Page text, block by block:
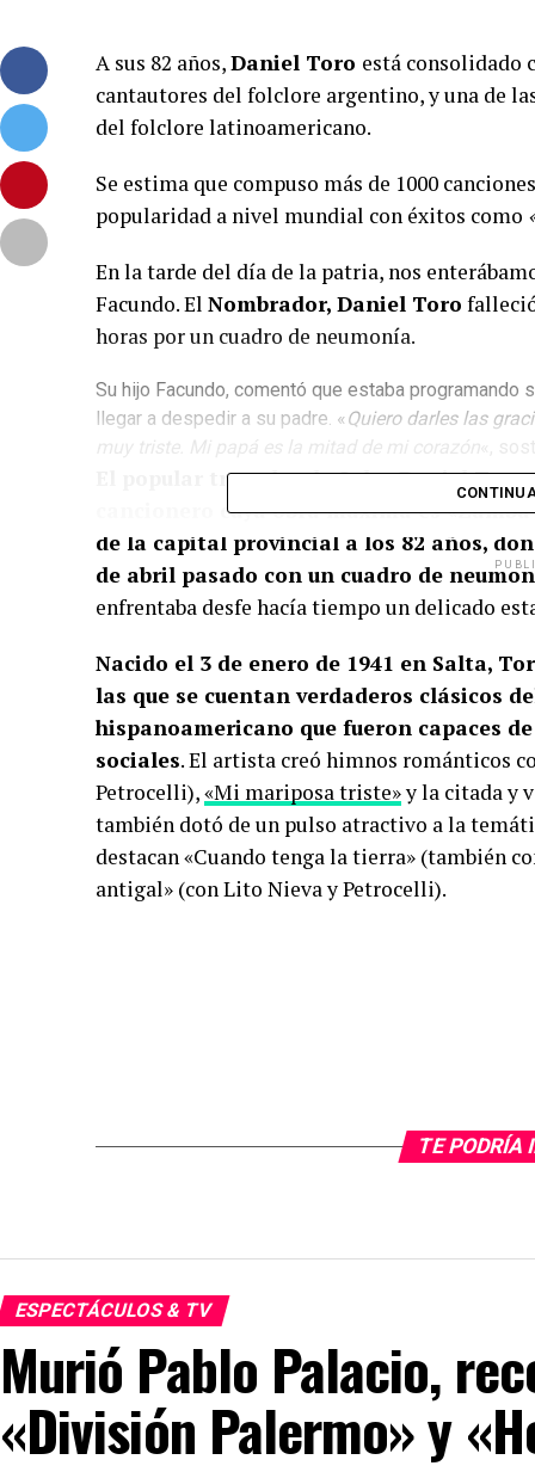
A sus 82 años,Daniel Toro está consolidado
cantautores del folclore argentino, y una de
del folclore latinoamericano.
Se estima que compuso más de 1000
popularidad a nivel mundial con éxitos como
En la tarde del día de la patria, nos
Facundo. El Nombrador, Daniel Toro
horas por un cuadro de neumonía.
Su hijo Facundo, comentó que estaba programando
llegar a despedir a su padre. «Quiero darles las
muy triste. Mi papá es la mitad de mi corazón
«,
El popular trovador de Salta Daniel
cancionero cuya obra máxima es
de la capital provincial a los 82 años,
de abril pasado con un cuadro de
enfrentaba desfe hacía tiempo un delicado
Nacido el 3 de enero de 1941 en Salta,
las que se cuentan verdaderos clásicos
hispanoamericano que fueron capaces
sociales. El artista creó himnos románticos
Petrocelli),«Mi mariposa triste»y la citada y
también dotó de un pulso atractivo a la
destacan «Cuando tenga la tierra» (también
antigal» (con Lito Nieva y Petrocelli).
TE PODRÍA
ESPECTÁCULOS & TV
Murió Pablo Palacio,
«División Palermo» y